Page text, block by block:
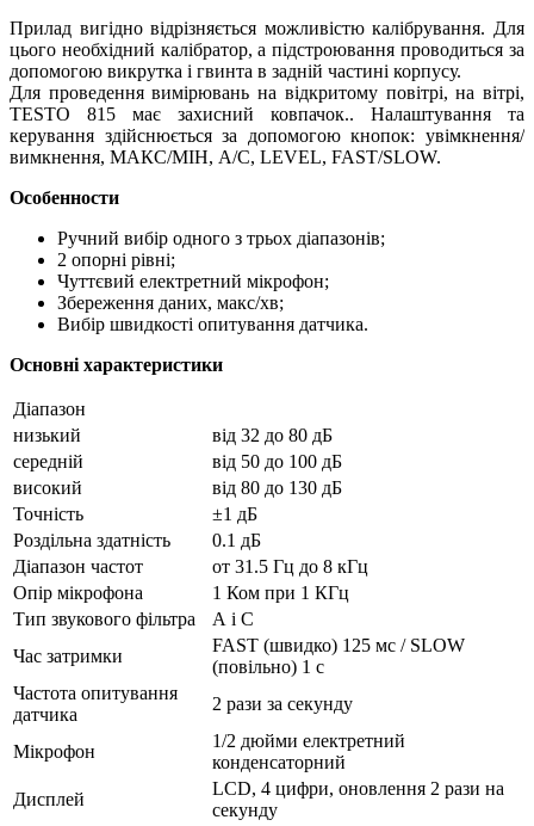
Прилад вигідно відрізняється можливістю калібрування. Для
цього необхідний калібратор, а підстроювання проводиться за
допомогою викрутка і гвинта в задній частині корпусу.
Для проведення вимірювань на відкритому повітрі, на вітрі,
TESTO 815 має захисний ковпачок.. Налаштування та
керування здійснюється за допомогою кнопок: увімкнення/
вимкнення, МАКС/МІН, A/C, LEVEL, FAST/SLOW.
Особенности
Ручний вибір одного з трьох діапазонів;
2 опорні рівні;
Чуттєвий електретний мікрофон;
Збереження даних, макс/хв;
Вибір швидкості опитування датчика.
Основні характеристики
Діапазон
низький
від 32 до 80 дБ
середній
від 50 до 100 дБ
високий
від 80 до 130 дБ
Точність
±1 дБ
Роздільна здатність
0.1 дБ
Діапазон частот
от 31.5 Гц до 8 кГц
Опір мікрофона
1 Ком при 1 КГц
Тип звукового фільтра
А і С
Час затримки
FAST (швидко) 125 мс / SLOW
(повільно) 1 с
Частота опитування
датчика
2 рази за секунду
Мікрофон
1/2 дюйми електретний
конденсаторний
Дисплей
LCD, 4 цифри, оновлення 2 рази на
секунду